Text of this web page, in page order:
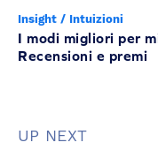
Insight / Intuizioni
I modi migliori per
Recensioni e premi
UP NEXT